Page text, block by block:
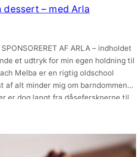
dessert – med Arla
AF ARLA – indholdet
et udtryk for min egen holdning til
Melba er en rigtig oldschool
af alt minder mig om barndommens
er dog langt fra dåsefersknerne til
og virkelig velsmagende dessert!
det hele er at…